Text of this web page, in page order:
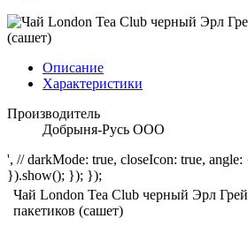
Описание
Характеристики
Производитель
Добрыня-Русь ООО
', // darkMode: true, closeIcon: true,
}).show(); }); });
Чай London Tea Club черный Эрл
пакетиков (сашет)